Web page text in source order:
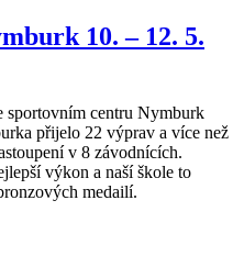
10. – 12. 5.
sportovním centru Nymburk
přijelo 22 výprav a více než
v 8 závodnících.
výkon a naší škole to
medailí.